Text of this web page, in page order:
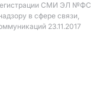
СМИ ЭЛ №ФС
в сфере связи,
23.11.2017